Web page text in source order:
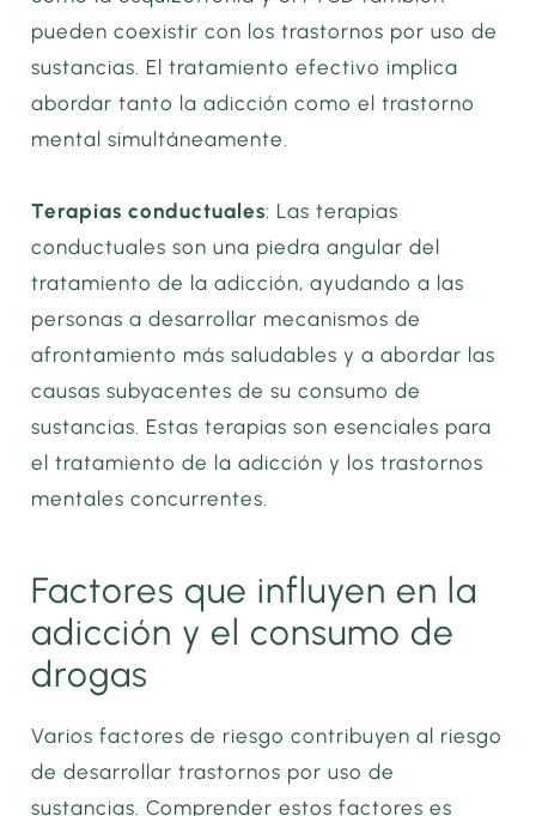
pueden coexistir con los trastornos por uso de
sustancias. El tratamiento efectivo implica
abordar tanto la adicción como el trastorno
mental simultáneamente.
Terapias conductuales: Las terapias
conductuales son una piedra angular del
tratamiento de la adicción, ayudando a las
personas a desarrollar mecanismos de
afrontamiento más saludables y a abordar las
causas subyacentes de su consumo de
sustancias. Estas terapias son esenciales para
el tratamiento de la adicción y los trastornos
mentales concurrentes.
Factores que influyen en la
adicción y el consumo de
drogas
Varios factores de riesgo contribuyen al riesgo
de desarrollar trastornos por uso de
sustancias. Comprender estos factores es